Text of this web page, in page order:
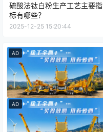
硫酸法钛白粉生产工艺主要指
标有哪些？
2025-12-25 15:20:44
AD
AD